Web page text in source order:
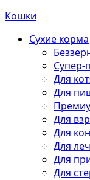
Кошки
Сухие корма
Супер-
Для
Для
Для
Для
Для
Для
Для